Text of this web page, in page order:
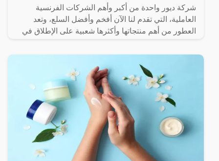
شركة ديور واحدة من أكبر وأهم الشركات الفرنسية
العاملية، التي تقدم لنا الآن أفخم وأفضل السلع، وتعد
العطور من أهم منتجاتها وأكثرها شعبية على الإطلاق في